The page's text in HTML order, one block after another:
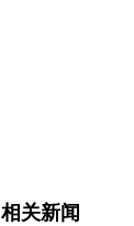
相关新闻